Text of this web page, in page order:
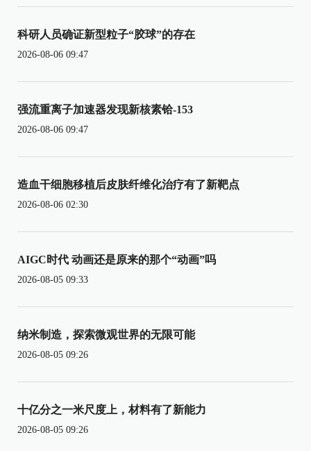
科研人员确证新型粒子“胶球”的存在
2026-08-06 09:47
强流重离子加速器发现新核素铪-153
2026-08-06 09:47
造血干细胞移植后皮肤纤维化治疗有了新靶点
2026-08-06 02:30
AIGC时代 动画还是原来的那个“动画”吗
2026-08-05 09:33
纳米制造，探索微观世界的无限可能
2026-08-05 09:26
十亿分之一米尺度上，材料有了新能力
2026-08-05 09:26